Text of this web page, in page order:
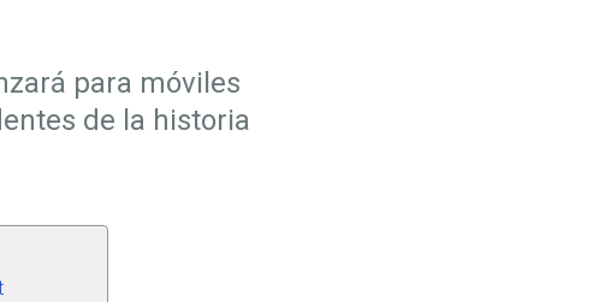
para móviles
de la historia